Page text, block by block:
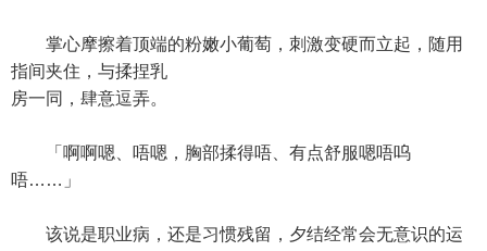
掌心摩擦着顶端的粉嫩小葡萄，刺激变硬而立起，随用
指间夹住，与揉捏乳
房一同，肆意逗弄。
「啊啊嗯、唔嗯，胸部揉得唔、有点舒服嗯唔呜
唔……」
该说是职业病，还是习惯残留，夕结经常会无意识的运